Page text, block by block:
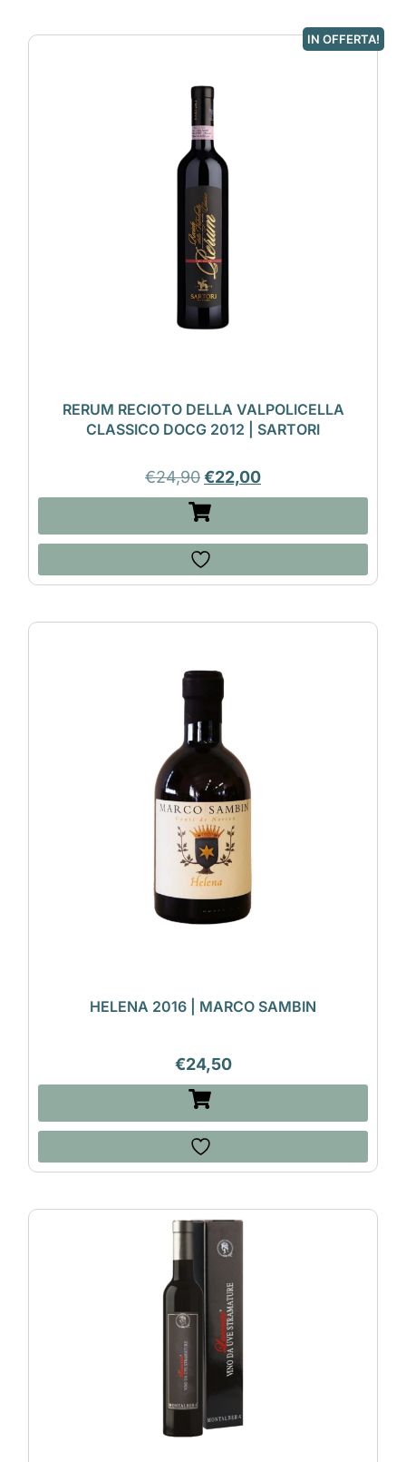
IN OFFERTA!
RERUM RECIOTO DELLA VALPOLICELLA
CLASSICO DOCG 2012 | SARTORI
€24,90€22,00
HELENA 2016 | MARCO SAMBIN
€24,50